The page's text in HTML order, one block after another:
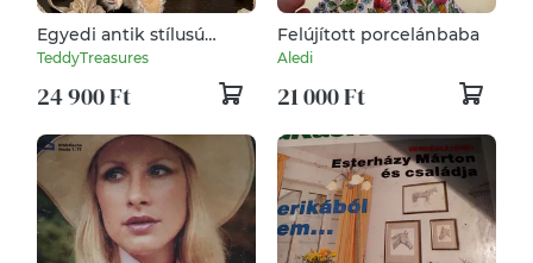
Egyedi antik stílusú
kézzel készült nyuszi
nyúl
TeddyTreasures
24 900 Ft
Felújított porcelánbaba
Aledi
21 000 Ft